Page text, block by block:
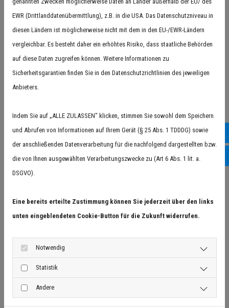
TEPPICHWÄSCHE
ERSTRAHLT „IHR BESTES
STÜCK“ WIEDER IN NEUEM
Teppichwäsche nach altpersischer
Tradition
EWR (Drittlanddatenübermittlung), z.B. in die USA. Das Datenschutzniveau in
diesen Ländern ist möglicherweise nicht mit dem in den EU-/EWR-Ländern
vergleichbar. Es besteht daher ein erhöhtes Risiko, dass staatliche Behörden
auf diese Daten zugreifen können. Weitere Informationen zu
Sicherheitsgarantien finden Sie in den Datenschutzrichtlinien des jeweiligen
Anbieters.
Indem Sie auf „ALLE ZULASSEN" klicken, stimmen Sie sowohl dem Speichern
und Abrufen von Informationen auf Ihrem Gerät (§ 25 Abs. 1 TDDDG) sowie
der anschließenden Datenverarbeitung für die nachfolgend dargestellten bzw.
die von Ihnen ausgewählten Verarbeitungszwecke zu (Art 6 Abs. 1 lit. a.
DSGVO).
Eine bereits erteilte Zustimmung können Sie jederzeit über den links
unten eingeblendeten Cookie-Button für die Zukunft widerrufen.
Notwendig
Statistik
Andere